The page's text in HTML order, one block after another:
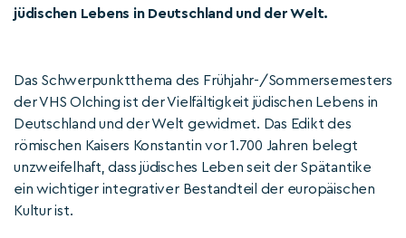
jüdischen Lebens in Deutschland und der Welt.
Das Schwerpunktthema des Frühjahr-/Sommersemesters
der VHS Olching ist der Vielfältigkeit jüdischen Lebens in
Deutschland und der Welt gewidmet. Das Edikt des
römischen Kaisers Konstantin vor 1.700 Jahren belegt
unzweifelhaft, dass jüdisches Leben seit der Spätantike
ein wichtiger integrativer Bestandteil der europäischen
Kultur ist.